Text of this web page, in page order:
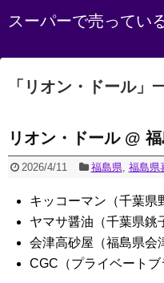
スーパーで売ってい
「 リオン・ドール」
リオン・ドール @
2026/4/11 福島県, 福島県
キッコーマン（千葉県
ヤマサ醤油（千葉県銚
会津高砂屋（福島県会
CGC（プライベートブ